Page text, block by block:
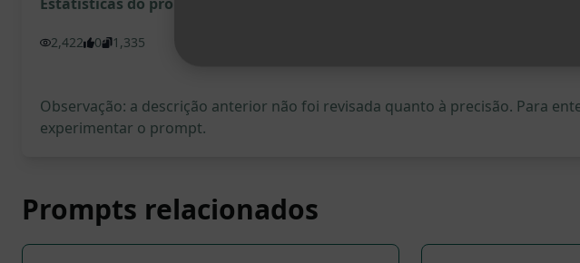
2,422 0 1,335
Observação: a descrição anterior não foi revisada quanto à precisão. Para
experimentar o prompt.
Prompts relacionados